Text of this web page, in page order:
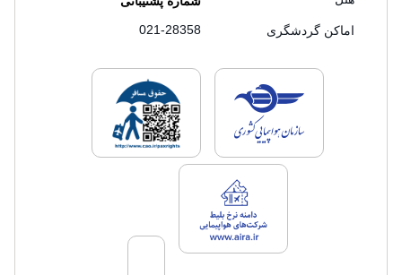
اماکن گردشگری
021-28358
لایسنس های فروش سفرتاپلایسنس های
لایسنس های فروش سفرتاپ